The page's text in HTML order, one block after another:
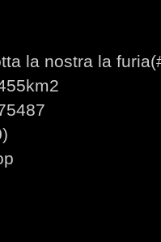
la nostra la